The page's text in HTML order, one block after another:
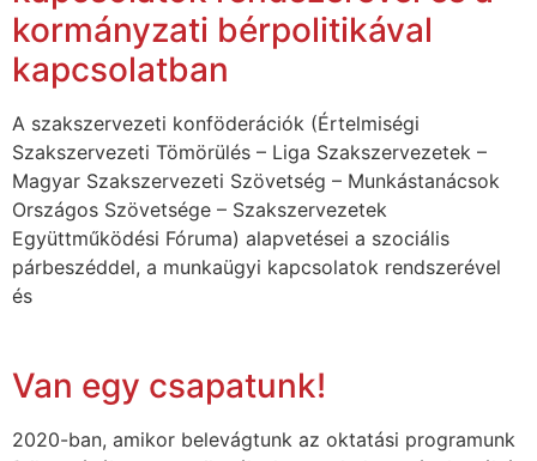
kormányzati bérpolitikával
kapcsolatban
A szakszervezeti konföderációk (Értelmiségi
Szakszervezeti Tömörülés – Liga Szakszervezetek –
Magyar Szakszervezeti Szövetség – Munkástanácsok
Országos Szövetsége – Szakszervezetek
Együttműködési Fóruma) alapvetései a szociális
párbeszéddel, a munkaügyi kapcsolatok rendszerével
és
Van egy csapatunk!
2020-ban, amikor belevágtunk az oktatási programunk